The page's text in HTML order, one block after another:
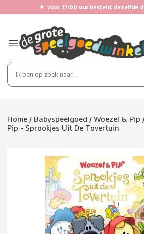
★ Voor 17:00 uur besteld, dezelfde
Home / Babyspeelgoed / Woezel & Pip /
Pip - Sprookjes Uit De Tovertuin